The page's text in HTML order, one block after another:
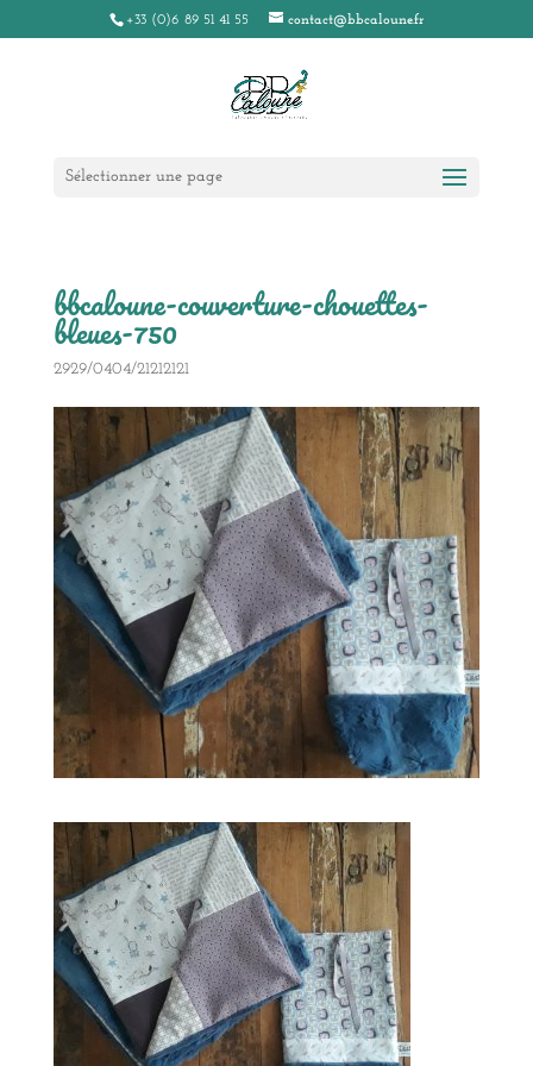
+33 (0)6 89 51 41 55 contact@bbcaloune.fr
Sélectionner une page
bbcaloune-couverture-chouettes-
bleues-750
2929/0404/21212121